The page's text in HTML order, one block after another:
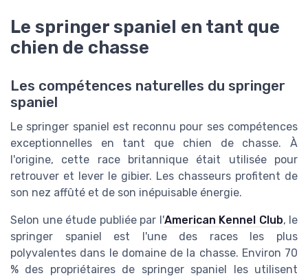
Le springer spaniel en tant que
chien de chasse
Les compétences naturelles du springer
spaniel
Le springer spaniel est reconnu pour ses compétences
exceptionnelles en tant que chien de chasse. À
l'origine, cette race britannique était utilisée pour
retrouver et lever le gibier. Les chasseurs profitent de
son nez affûté et de son inépuisable énergie.
Selon une étude publiée par l'American Kennel Club, le
springer spaniel est l'une des races les plus
polyvalentes dans le domaine de la chasse. Environ 70
% des propriétaires de springer spaniel les utilisent